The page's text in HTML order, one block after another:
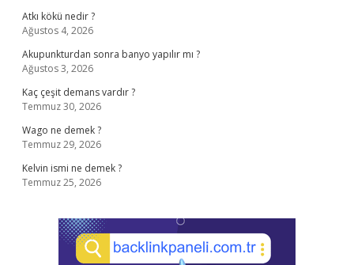
Atkı kökü nedir ?
Ağustos 4, 2026
Akupunkturdan sonra banyo yapılır mı ?
Ağustos 3, 2026
Kaç çeşit demans vardır ?
Temmuz 30, 2026
Wago ne demek ?
Temmuz 29, 2026
Kelvin ismi ne demek ?
Temmuz 25, 2026